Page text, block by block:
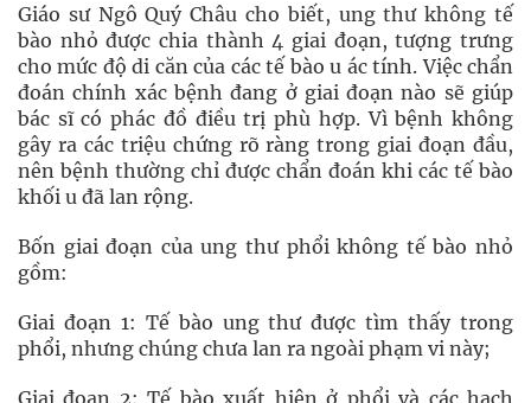
Giáo sư Ngô Quý Châu cho biết, ung thư không tế
bào nhỏ được chia thành 4 giai đoạn, tượng trưng
cho mức độ di căn của các tế bào u ác tính. Việc chẩn
đoán chính xác bệnh đang ở giai đoạn nào sẽ giúp
bác sĩ có phác đồ điều trị phù hợp. Vì bệnh không
gây ra các triệu chứng rõ ràng trong giai đoạn đầu,
nên bệnh thường chỉ được chẩn đoán khi các tế bào
khối u đã lan rộng.
Bốn giai đoạn của ung thư phổi không tế bào nhỏ
gồm:
Giai đoạn 1: Tế bào ung thư được tìm thấy trong
phổi, nhưng chúng chưa lan ra ngoài phạm vi này;
Giai đoạn 2: Tế bào xuất hiện ở phổi và các hạch